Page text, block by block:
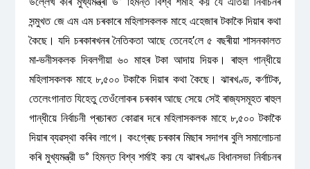
সন্মুখত জে এম এম চৰকাৰে মহিলাসকলক মাহে এহেজাৰ টকাকৈ দিয়াৰ কথা
কৈছে। যদি চৰকাৰখনৰ নৈতিকতা আছে তেনেহ’লে ৫ বছৰীয়া শাসনকালত
মা-ভনীসকলক দিবলগীয়া ৬০ মাহৰ টকা আদায় দিয়ক। ৰাহুল গান্ধীয়ে
মহিলাসকলক মাহে ৮,৫০০ টকাকৈ দিয়াৰ কথা কৈছে। ঝাৰখণ্ড, কর্ণাটক,
তেলেংগানাত যিহেতু তেওঁলোকৰ চৰকাৰ আছে সেয়ে সেই ৰাজ্যসমূহত ৰাহুল
গান্ধীয়ে নির্বাচনী প্ৰচাৰত কোৱাৰ দৰে মহিলাসকলক মাহে ৮,৫০০ টকাকৈ
দিয়াৰ ব্যৱস্থা কৰিব লাগে। কংগ্ৰেছ চৰকাৰ মিছাৰ সদাগৰ বুলি সমালোচনা
কৰি মুখ্যমন্ত্রী ড° হিমন্ত বিশ্ব শর্মাই কয় যে ঝাৰখণ্ড বিধানসভা নিৰ্বাচনৰ